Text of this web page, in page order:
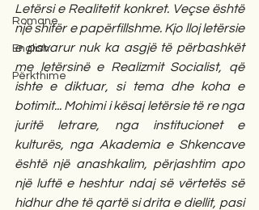
Romane
English
Përkthime
Letërsi e Realitetit konkret. Veçse është
një shifër e papërfillshme. Kjo lloj letërsie
e pavarur nuk ka asgjë të përbashkët
me letërsinë e Realizmit Socialist, që
ishte e diktuar, si tema dhe koha e
botimit... Mohimi i kësaj letërsie të re nga
juritë letrare, nga institucionet e
kulturës, nga Akademia e Shkencave
është një anashkalim, përjashtim apo
një luftë e heshtur ndaj së vërtetës së
hidhur dhe të qartë si drita e diellit, pasi